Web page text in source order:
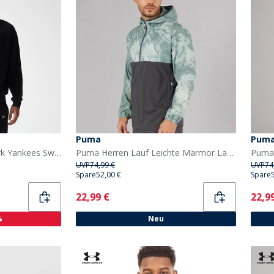
New Era Herren New York Yankees Sweatshirt Schwarz
Puma
Puma Herren Lauf Leichte Marmor Laufjacke Grau/Blau
UVP74,99 €
Spare52,00 €
Current
22,99 €
Neu
UVP
Spare